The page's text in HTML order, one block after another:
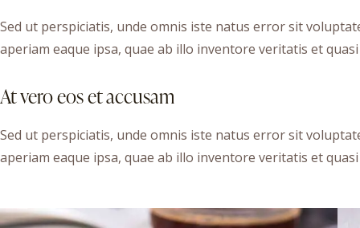
Sed ut perspiciatis, unde omnis iste natus error sit
aperiam eaque ipsa, quae ab illo inventore veritatis et
At vero eos et accusam
Sed ut perspiciatis, unde omnis iste natus error sit
aperiam eaque ipsa, quae ab illo inventore veritatis et